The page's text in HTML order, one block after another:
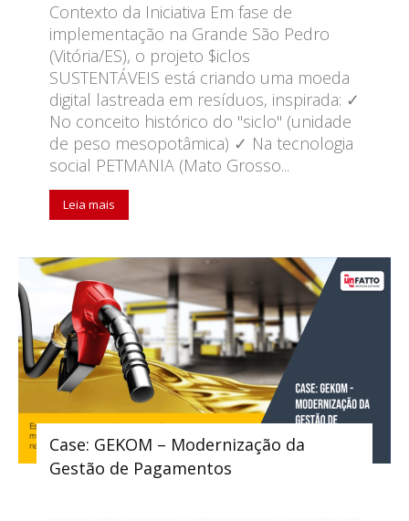
Contexto da Iniciativa Em fase de
implementação na Grande São Pedro
(Vitória/ES), o projeto $iclos
SUSTENTÁVEIS está criando uma moeda
digital lastreada em resíduos, inspirada: ✓
No conceito histórico do "siclo" (unidade
de peso mesopotâmica) ✓ Na tecnologia
social PETMANIA (Mato Grosso...
Leia mais
Case: GEKOM – Modernização da
Gestão de Pagamentos